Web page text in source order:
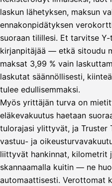
laskun lähetyksen, maksun
ennakonpidätyksen
suoraan tilillesi. Et tarvitse
kirjanpitäjää — etkä sitoudu
maksat 3,99 % vain
laskutat säännöllisesti,
tulee edullisemmaksi.
Myös yrittäjän turva on
eläkevakuutus haetaan
tulorajasi ylittyvät, ja Truster
vastuu- ja
liittyvät hankinnat, kilometrit
skannaamalla kuitin — ne
automaattisesti. Verottomat